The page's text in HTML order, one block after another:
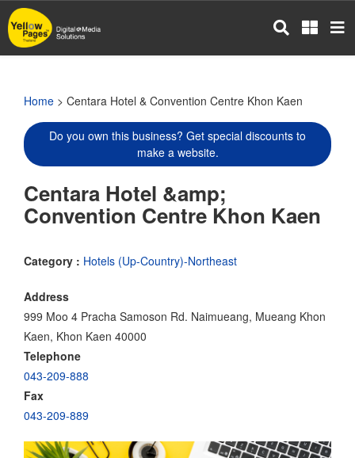
Skip
to
main
Home > Centara Hotel & Convention Centre Khon Kaen
Do you own this business? Get special discounts to
make a website.
Centara Hotel &amp;
Convention Centre Khon Kaen
Category : Hotels (Up-Country)-Northeast
Address
999 Moo 4 Pracha Samoson Rd. Naimueang, Mueang Khon
Kaen, Khon Kaen 40000
Telephone
043-209-888
Fax
043-209-889